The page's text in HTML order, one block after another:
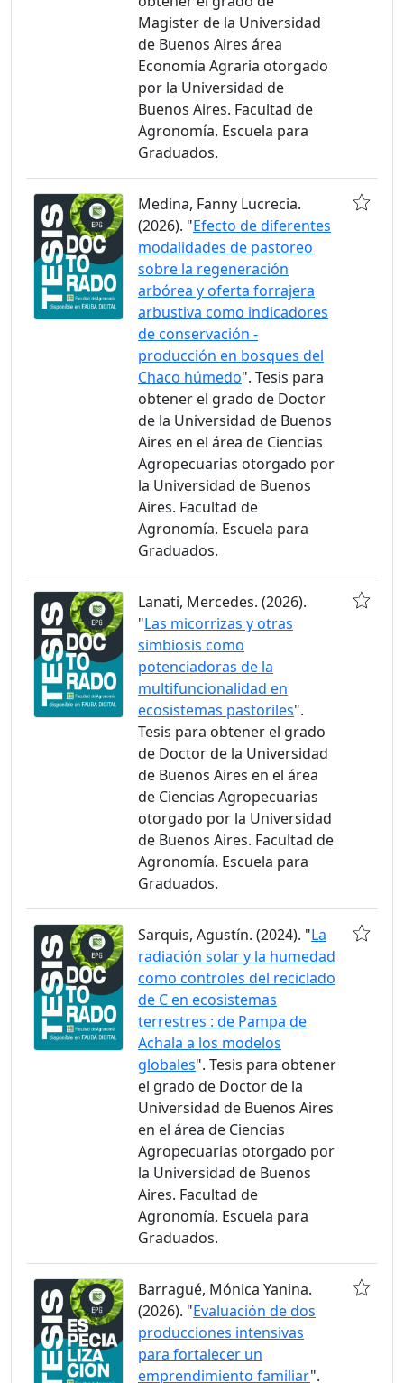
Magister de la Universidad
de Buenos Aires área
Economía Agraria otorgado
por la Universidad de
Buenos Aires. Facultad de
Agronomía. Escuela para
Graduados.
Medina, Fanny Lucrecia.
(2026). "Efecto de diferentes
modalidades de pastoreo
sobre la regeneración
arbórea y oferta forrajera
arbustiva como indicadores
de conservación -
producción en bosques del
Chaco húmedo". Tesis para
obtener el grado de Doctor
de la Universidad de Buenos
Aires en el área de Ciencias
Agropecuarias otorgado por
la Universidad de Buenos
Aires. Facultad de
Agronomía. Escuela para
Graduados.
Lanati, Mercedes. (2026).
"Las micorrizas y otras
simbiosis como
potenciadoras de la
multifuncionalidad en
ecosistemas pastoriles".
Tesis para obtener el grado
de Doctor de la Universidad
de Buenos Aires en el área
de Ciencias Agropecuarias
otorgado por la Universidad
de Buenos Aires. Facultad de
Agronomía. Escuela para
Graduados.
Sarquis, Agustín. (2024). "La
radiación solar y la humedad
como controles del reciclado
de C en ecosistemas
terrestres : de Pampa de
Achala a los modelos
globales". Tesis para obtener
el grado de Doctor de la
Universidad de Buenos Aires
en el área de Ciencias
Agropecuarias otorgado por
la Universidad de Buenos
Aires. Facultad de
Agronomía. Escuela para
Graduados.
Barragué, Mónica Yanina.
(2026). "Evaluación de dos
producciones intensivas
para fortalecer un
emprendimiento familiar".